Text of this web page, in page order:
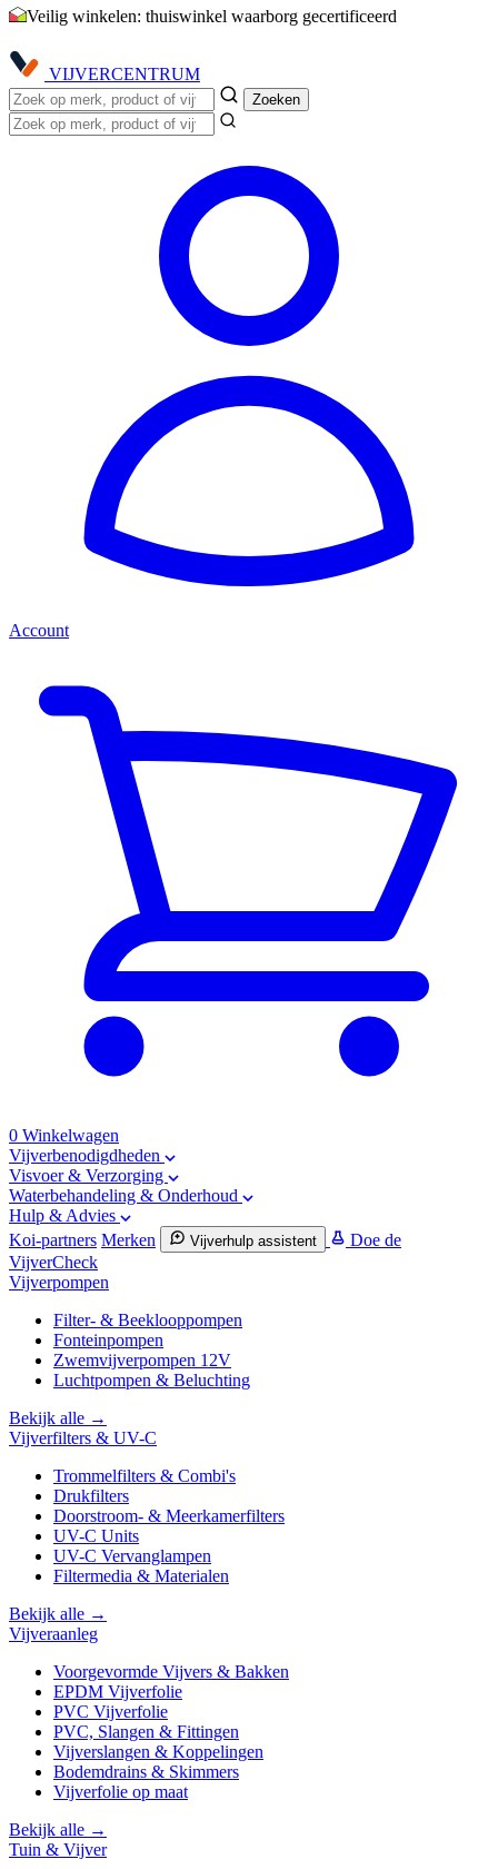
Veilig winkelen: thuiswinkel waarborg gecertificeerd
VIJVERCENTRUM
Zoeken
Account
0 Winkelwagen
Vijverbenodigdheden
Visvoer & Verzorging
Waterbehandeling & Onderhoud
Hulp & Advies
Koi-partners Merken Vijverhulp assistent
Doe de
VijverCheck
Vijverpompen
Filter- & Beeklooppompen
Fonteinpompen
Zwemvijverpompen 12V
Luchtpompen & Beluchting
Bekijk alle →
Vijverfilters & UV-C
Trommelfilters & Combi's
Drukfilters
Doorstroom- & Meerkamerfilters
UV-C Units
UV-C Vervanglampen
Filtermedia & Materialen
Bekijk alle →
Vijveraanleg
Voorgevormde Vijvers & Bakken
EPDM Vijverfolie
PVC Vijverfolie
PVC, Slangen & Fittingen
Vijverslangen & Koppelingen
Bodemdrains & Skimmers
Vijverfolie op maat
Bekijk alle →
Tuin & Vijver